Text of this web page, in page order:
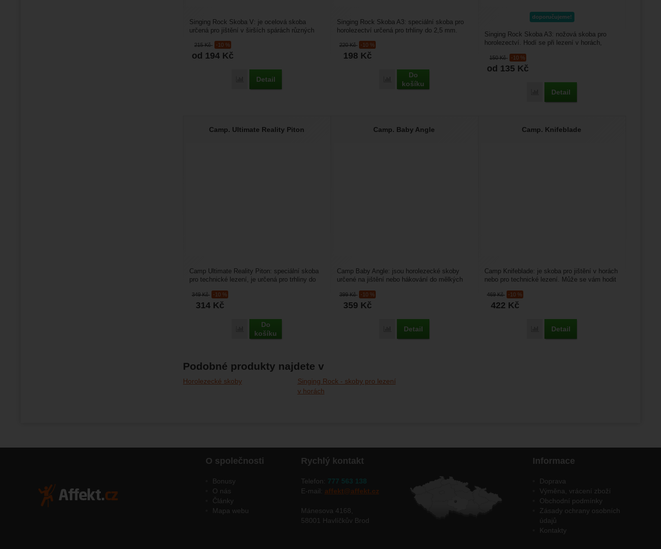
215Kč -10 %
od 194 Kč
Porovnat
Detail
Singing Rock Skoba V: je ocelová skoba
určená pro jištění v širších spárách různých
220Kč -10 %
198 Kč
Porovnat
Do
košíku
Singing Rock Skoba A3: speciální skoba pro
horolezectví určená pro trhliny do 2,5 mm.
doporučujeme!
150Kč -10 %
od 135 Kč
Porovnat
Detail
Singing Rock Skoba A3: nožová skoba pro
horolezectví. Hodí se při lezení v horách,
Camp. Ultimate Reality Piton
349Kč -10 %
314 Kč
Porovnat
Do
košíku
Camp Ultimate Reality Piton: speciální skoba
pro technické lezení, je určená pro trhliny do
Camp. Baby Angle
399Kč -10 %
359 Kč
Porovnat
Detail
Camp Baby Angle: jsou horolezecké skoby
určené na jištění nebo hákování do mělkých
Camp. Knifeblade
469Kč -10 %
422 Kč
Porovnat
Detail
Camp Knifeblade: je skoba pro jištění v horách
nebo pro technické lezení. Může se vám hodit
Podobné produkty najdete v
Horolezecké skoby
Singing Rock - skoby pro lezení
v horách
O společnosti
Bonusy
O nás
Články
Mapa webu
Rychlý kontakt
Telefon: 777 563 138
E-mail: affekt@affekt.cz
Mánesova 4168,
58001 Havlíčkův Brod
Informace
Doprava
Výměna, vrácení zboží
Obchodní podmínky
Zásady ochrany osobních
údajů
Kontakty